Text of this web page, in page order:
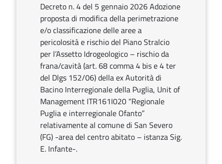
Decreto n. 4 del 5 gennaio 2026 Adozione
proposta di modifica della perimetrazione
e/o classificazione delle aree a
pericolosità e rischio del Piano Stralcio
per l’Assetto Idrogeologico – rischio da
frana/cavità (art. 68 comma 4 bis e 4 ter
del Dlgs 152/06) della ex Autorità di
Bacino Interregionale della Puglia, Unit of
Management ITR161I020 “Regionale
Puglia e interregionale Ofanto”
relativamente al comune di San Severo
(FG) -area del centro abitato – istanza Sig.
E. Infante-.